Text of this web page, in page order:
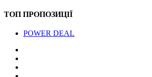
ТОП ПРОПОЗИЦІЇ
POWER DEAL